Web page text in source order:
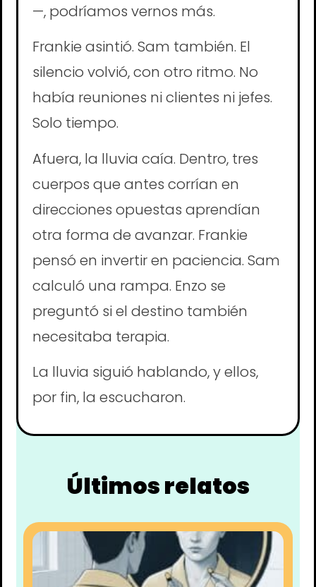
—, podríamos vernos más.
Frankie asintió. Sam también. El
silencio volvió, con otro ritmo. No
había reuniones ni clientes ni jefes.
Solo tiempo.
Afuera, la lluvia caía. Dentro, tres
cuerpos que antes corrían en
direcciones opuestas aprendían
otra forma de avanzar. Frankie
pensó en invertir en paciencia. Sam
calculó una rampa. Enzo se
preguntó si el destino también
necesitaba terapia.
La lluvia siguió hablando, y ellos,
por fin, la escucharon.
Últimos relatos